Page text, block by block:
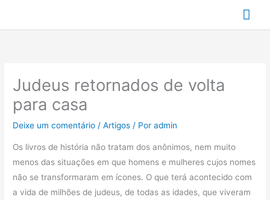
Judeus retornados de volta
para casa
Deixe um comentário /Artigos / Poradmin
Os livros de história não tratam dos anônimos, nem muito
menos das situações em que homens e mulheres cujos nomes
não se transformaram em ícones. O que terá acontecido com
a vida de milhões de judeus, de todas as idades, que viveram